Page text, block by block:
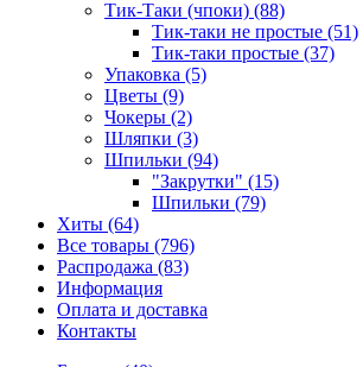
Тик-Таки (чпоки) (88)
Тик-таки не простые (51)
Тик-таки простые (37)
Упаковка (5)
Цветы (9)
Чокеры (2)
Шляпки (3)
Шпильки (94)
"Закрутки" (15)
Шпильки (79)
Хиты (64)
Все товары (796)
Распродажа (83)
Информация
Оплата и доставка
Контакты